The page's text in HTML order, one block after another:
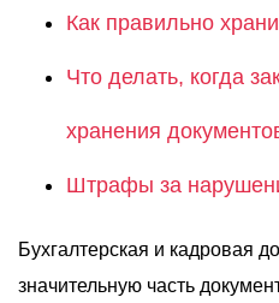
Как правильно
Что делать, когда
хранения
Штрафы за
Бухгалтерская и кадровая
значительную часть